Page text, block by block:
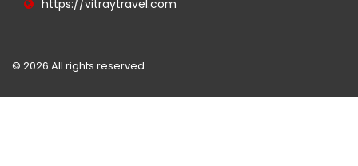
https://vitraytravel.com
© 2026 All rights reserved